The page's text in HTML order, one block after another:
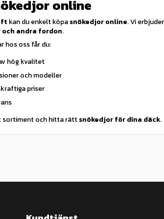
online
kan du enkelt köpasnökedjor online. Vi
och andra fordon.
hos oss får du:
hög kvalitet
och modeller
priser
sortiment och hitta rättsnökedjor för dina däck.